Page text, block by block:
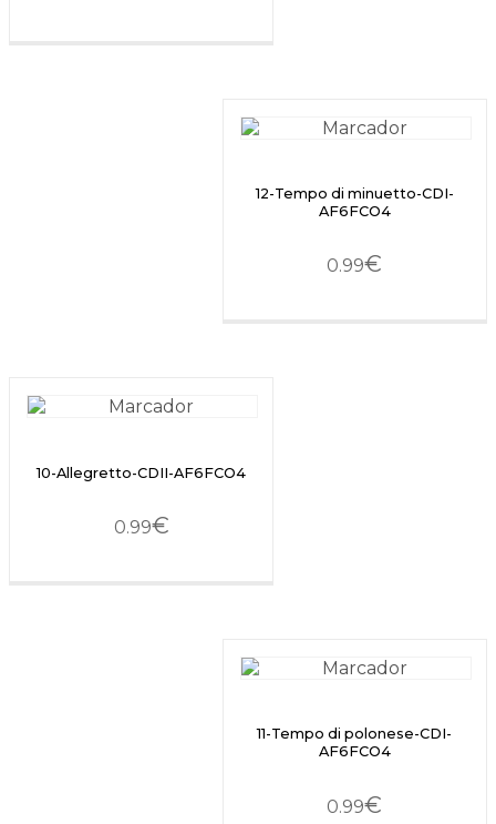
12-Tempo di minuetto-CDI-
AF6FCO4
0.99€
10-Allegretto-CDII-AF6FCO4
0.99€
11-Tempo di polonese-CDI-
AF6FCO4
0.99€